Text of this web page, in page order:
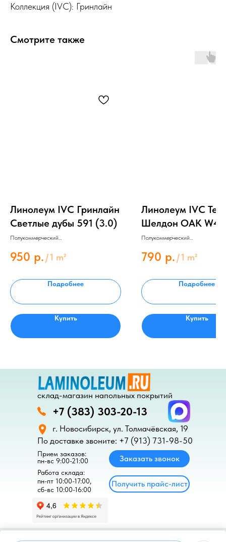
Коллекция (IVC): Гринлайн
Смотрите также
Линолеум IVC Гринлайн
Светлые дубы 591 (3.0)
Полукоммерческий
Защитный слой 0.4 мм
950 р. /1 m²
Подробнее
Купить
Линолеум IVC
Шелдон ОАК
Полукоммерческий
Защитный слой 0.4 мм
790 р. /1 m²
Подробнее
Купить
+7 (383) 303-20-13
г. Новосибирск, ул. Толмачёвская, 19
По доставке звоните: +7 (913) 731-98-50‬
склад-магазин напольных покрытий
Получить прайс-лист
Работа склада:
пн-пт 10:00-17:00,
сб-вс 10:00-16:00
Заказать звонок
Прием заказов:
пн-вс 9:00-21:00
ПВХ-плитка